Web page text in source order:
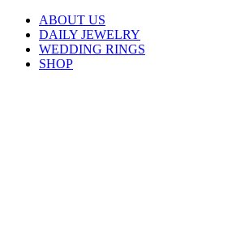
ABOUT US
DAILY JEWELRY
WEDDING RINGS
SHOP